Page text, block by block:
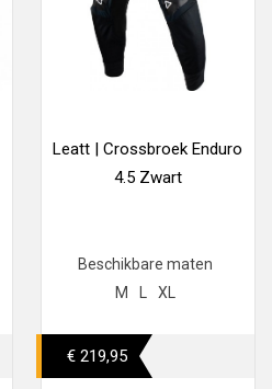
Leatt | Crossbroek Enduro
4.5 Zwart
Beschikbare maten
M
XL
€ 219,95